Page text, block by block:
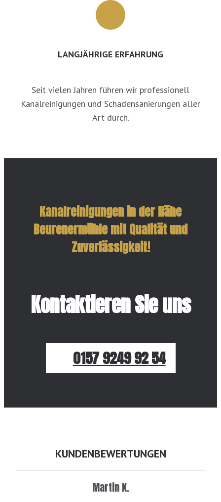
LANGJÄHRIGE ERFAHRUNG
Seit vielen Jahren führen wir professionell
Kanalreinigungen und Schadensanierungen aller
Art durch.
Kanalreinigungen in der Nähe
Beurenermühle mit Qualität und
Zuverlässigkeit!
Kontaktieren Sie uns
0157 9249 92 54
KUNDENBEWERTUNGEN
Martin K.